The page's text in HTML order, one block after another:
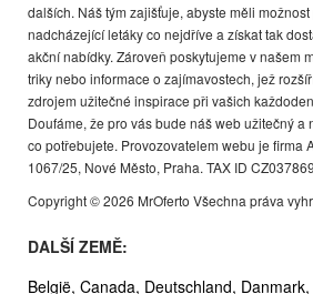
dalších. Náš tým zajišťuje, abyste měli
nadcházející letáky co nejdříve a získat tak
akční nabídky. Zároveň poskytujeme v našem
triky nebo informace o zajímavostech, jež
zdrojem užitečné inspirace při vašich
Doufáme, že pro vás bude náš web užitečný a
co potřebujete. Provozovatelem webu je firma
1067/25, Nové Město, Praha. TAX ID
Copyright © 2026 MrOferto Všechna práva
DALŠÍ ZEMĚ:
België, Canada, Deutschland, Danmark,